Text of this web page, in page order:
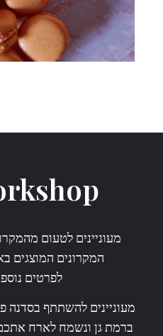
מעוניינים לטעום
המקרונים המוצגים
לפרטים
מעוניינים להשתתף בסדנה
ברמת גן ונשמח לארח